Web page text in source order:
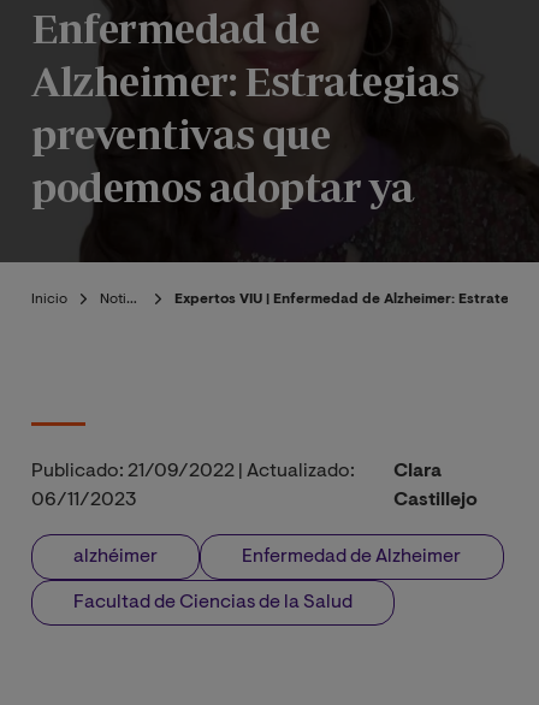
Enfermedad de
Alzheimer: Estrategias
preventivas que
podemos adoptar ya
Inicio Noticias Expertos VIU | Enfermedad de Alzheimer:
Publicado: 21/09/2022
Actualizado:
06/11/2023
Clara
Castillejo
alzhéimer Enfermedad de Alzheimer
Facultad de Ciencias de la Salud